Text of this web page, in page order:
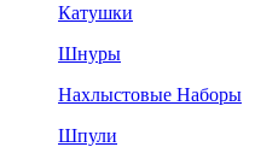
Катушки
Шнуры
Нахлыстовые Наборы
Шпули